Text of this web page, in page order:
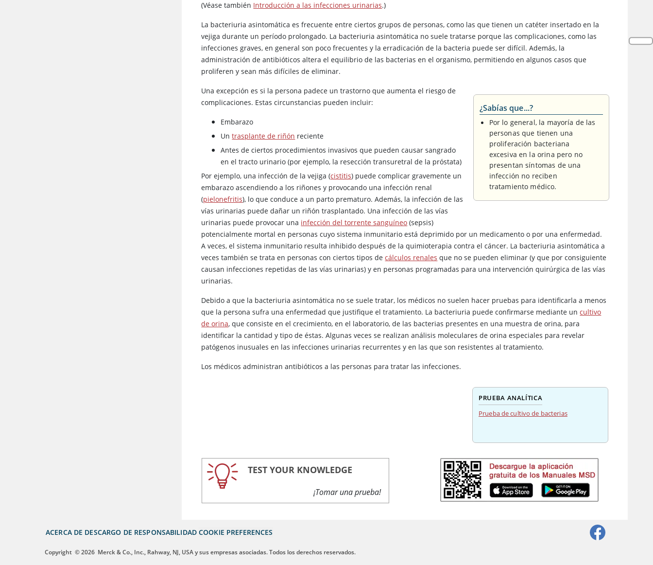
(Véase también Introducción a las infecciones urinarias.)
La bacteriuria asintomática es frecuente entre ciertos grupos de personas, como las que tienen un catéter insertado en la
vejiga durante un período prolongado. La bacteriuria asintomática no suele tratarse porque las complicaciones, como las
infecciones graves, en general son poco frecuentes y la erradicación de la bacteria puede ser difícil. Además, la
administración de antibióticos altera el equilibrio de las bacterias en el organismo, permitiendo en algunos casos que
proliferen y sean más difíciles de eliminar.
¿Sabías que...?
Por lo general, la mayoría de las
personas que tienen una
proliferación bacteriana
excesiva en la orina pero no
presentan síntomas de una
infección no reciben
tratamiento médico.
Una excepción es si la persona padece un trastorno que aumenta el riesgo de
complicaciones. Estas circunstancias pueden incluir:
Embarazo
Untrasplante de riñón reciente
Antes de ciertos procedimientos invasivos que pueden causar sangrado
en el tracto urinario (por ejemplo, la resección transuretral de la próstata)
Por ejemplo, una infección de la vejiga (cistitis) puede complicar gravemente un
embarazo ascendiendo a los riñones y provocando una infección renal
(pielonefritis), lo que conduce a un parto prematuro. Además, la infección de las
vías urinarias puede dañar un riñón trasplantado. Una infección de las vías
urinarias puede provocar una infección del torrente sanguíneo (sepsis)
potencialmente mortal en personas cuyo sistema inmunitario está deprimido por un medicamento o por una enfermedad.
A veces, el sistema inmunitario resulta inhibido después de la quimioterapia contra el cáncer. La bacteriuria asintomática a
veces también se trata en personas con ciertos tipos decálculos renales que no se pueden eliminar (y que por consiguiente
causan infecciones repetidas de las vías urinarias) y en personas programadas para una intervención quirúrgica de las vías
urinarias.
Debido a que la bacteriuria asintomática no se suele tratar, los médicos no suelen hacer pruebas para identificarla a menos
que la persona sufra una enfermedad que justifique el tratamiento. La bacteriuria puede confirmarse mediante uncultivo
de orina, que consiste en el crecimiento, en el laboratorio, de las bacterias presentes en una muestra de orina, para
identificar la cantidad y tipo de éstas. Algunas veces se realizan análisis moleculares de orina especiales para revelar
patógenos inusuales en las infecciones urinarias recurrentes y en las que son resistentes al tratamiento.
Los médicos administran antibióticos a las personas para tratar las infecciones.
PRUEBA ANALÍTICA
Prueba de cultivo de bacterias
TEST YOUR KNOWLEDGE
¡Tomar una prueba!
ACERCA DE DESCARGO DE RESPONSABILIDAD COOKIE PREFERENCES
Copyright © 2026 Merck & Co., Inc., Rahway, NJ, USA y sus empresas asociadas. Todos los derechos reservados.